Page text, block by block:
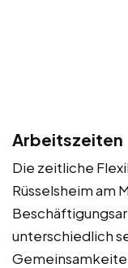
Arbeitszeiten
Die zeitliche
Rüsselsheim am
unterschiedlich